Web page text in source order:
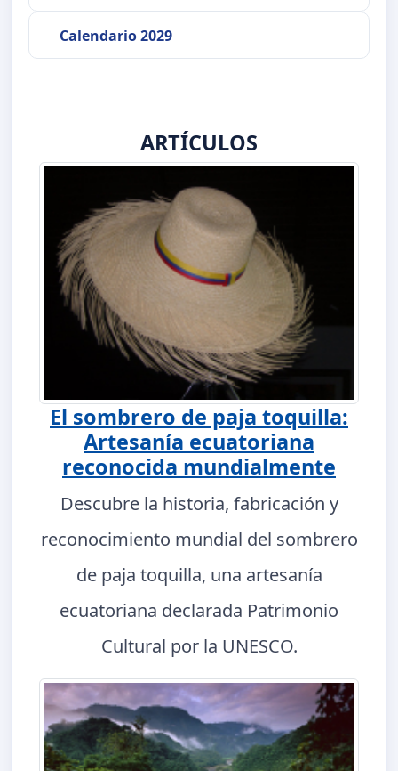
Calendario 2029
ARTÍCULOS
El sombrero de paja toquilla:
Artesanía ecuatoriana
reconocida mundialmente
Descubre la historia, fabricación y
reconocimiento mundial del sombrero
de paja toquilla, una artesanía
ecuatoriana declarada Patrimonio
Cultural por la UNESCO.